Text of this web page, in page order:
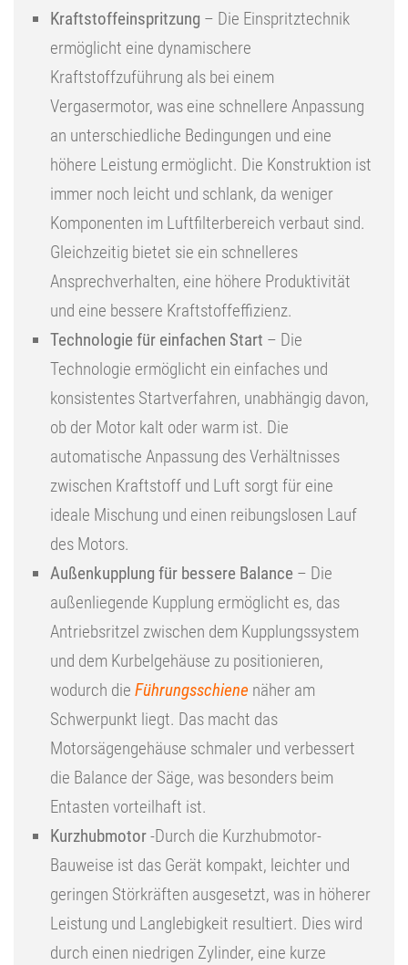
Kraftstoffeinspritzung – Die Einspritztechnik
ermöglicht eine dynamischere
Kraftstoffzuführung als bei einem
Vergasermotor, was eine schnellere Anpassung
an unterschiedliche Bedingungen und eine
höhere Leistung ermöglicht. Die Konstruktion ist
immer noch leicht und schlank, da weniger
Komponenten im Luftfilterbereich verbaut sind.
Gleichzeitig bietet sie ein schnelleres
Ansprechverhalten, eine höhere Produktivität
und eine bessere Kraftstoffeffizienz.
Technologie für einfachen Start – Die
Technologie ermöglicht ein einfaches und
konsistentes Startverfahren, unabhängig davon,
ob der Motor kalt oder warm ist. Die
automatische Anpassung des Verhältnisses
zwischen Kraftstoff und Luft sorgt für eine
ideale Mischung und einen reibungslosen Lauf
des Motors.
Außenkupplung für bessere Balance – Die
außenliegende Kupplung ermöglicht es, das
Antriebsritzel zwischen dem Kupplungssystem
und dem Kurbelgehäuse zu positionieren,
wodurch die Führungsschiene näher am
Schwerpunkt liegt. Das macht das
Motorsägengehäuse schmaler und verbessert
die Balance der Säge, was besonders beim
Entasten vorteilhaft ist.
Kurzhubmotor-Durch die Kurzhubmotor-
Bauweise ist das Gerät kompakt, leichter und
geringen Störkräften ausgesetzt, was in höherer
Leistung und Langlebigkeit resultiert. Dies wird
durch einen niedrigen Zylinder, eine kurze